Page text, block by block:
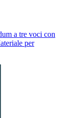
a tre voci con
per